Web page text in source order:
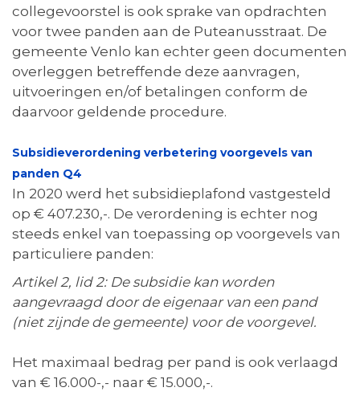
collegevoorstel is ook sprake van opdrachten
voor twee panden aan de Puteanusstraat. De
gemeente Venlo kan echter geen documenten
overleggen betreffende deze aanvragen,
uitvoeringen en/of betalingen conform de
daarvoor geldende procedure.
Subsidieverordening verbetering voorgevels van
panden Q4
In 2020 werd het subsidieplafond vastgesteld
op € 407.230,-. De verordening is echter nog
steeds enkel van toepassing op voorgevels van
particuliere panden:
Artikel 2, lid 2: De subsidie kan worden
aangevraagd door de eigenaar van een pand
(niet zijnde de gemeente) voor de voorgevel.
Het maximaal bedrag per pand is ook verlaagd
van € 16.000-,- naar € 15.000,-.